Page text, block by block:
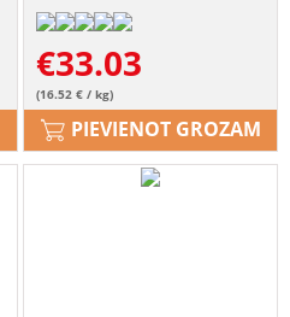
€33.03
(16.52 € / kg)
PIEVIENOT GROZAM